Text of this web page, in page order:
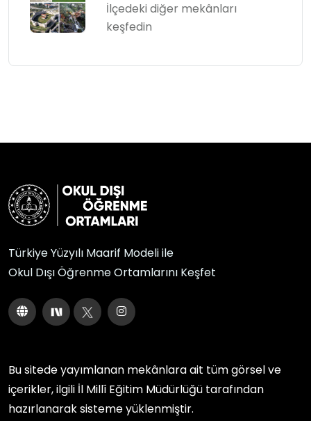
İlçedeki diğer mekânları
keşfedin
Türkiye Yüzyılı Maarif Modeli ile
Okul Dışı Öğrenme Ortamlarını Keşfet
Bu sitede yayımlanan mekânlara ait tüm görsel ve
içerikler, ilgili İl Millî Eğitim Müdürlüğü tarafından
hazırlanarak sisteme yüklenmiştir.